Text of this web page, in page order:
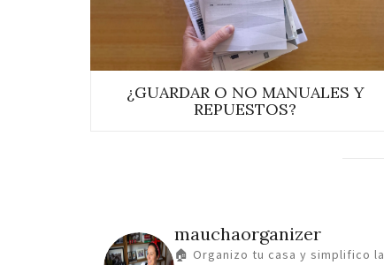
¿GUARDAR O NO MANUALES Y
REPUESTOS?
mauchaorganizer
🏠 Organizo tu casa y simplifico la